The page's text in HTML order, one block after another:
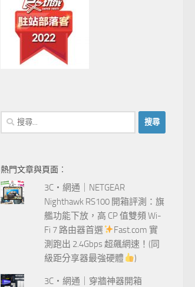
搜
尋
字:
熱門文章與頁面︰
3C‧網通｜NETGEAR
Nighthawk RS100 開箱評測：旗
艦功能下放，高 CP 值雙頻 Wi-
Fi 7 路由器首選
Fast.com 實
測跑出 2.4Gbps 超飆網速！(同
級距分享器最強硬體
)
3C‧網通｜穿牆神器開箱